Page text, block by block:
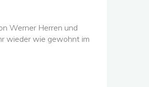
Werner Herren und
wieder wie gewohnt im